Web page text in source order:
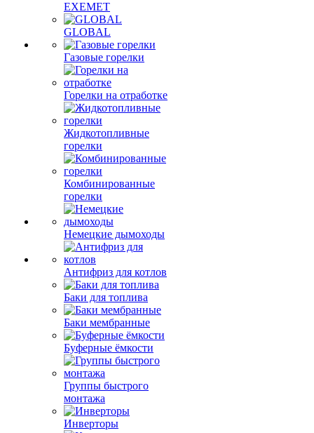
EXEMET
GLOBAL
Газовые горелки
Горелки на отработке
Жидкотопливные
горелки
Комбинированные
горелки
Немецкие дымоходы
Антифриз для котлов
Баки для топлива
Баки мембранные
Буферные ёмкости
Группы быстрого
монтажа
Инверторы